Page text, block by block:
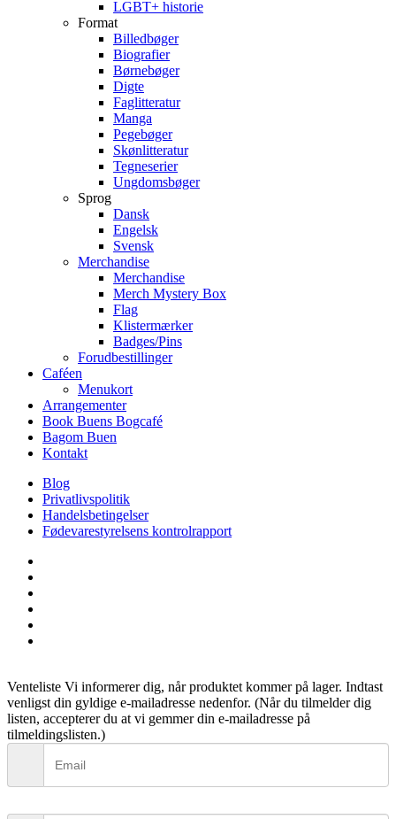
LGBT+ historie
Format
Billedbøger
Biografier
Børnebøger
Digte
Faglitteratur
Manga
Pegebøger
Skønlitteratur
Tegneserier
Ungdomsbøger
Sprog
Dansk
Engelsk
Svensk
Merchandise
Merchandise
Merch Mystery Box
Flag
Klistermærker
Badges/Pins
Forudbestillinger
Caféen
Menukort
Arrangementer
Book Buens Bogcafé
Bagom Buen
Kontakt
Blog
Privatlivspolitik
Handelsbetingelser
Fødevarestyrelsens kontrolrapport
Venteliste Vi informerer dig, når produktet kommer på lager. Indtast
venligst din gyldige e-mailadresse nedenfor. (Når du tilmelder dig
listen, accepterer du at vi gemmer din e-mailadresse på
tilmeldingslisten.)